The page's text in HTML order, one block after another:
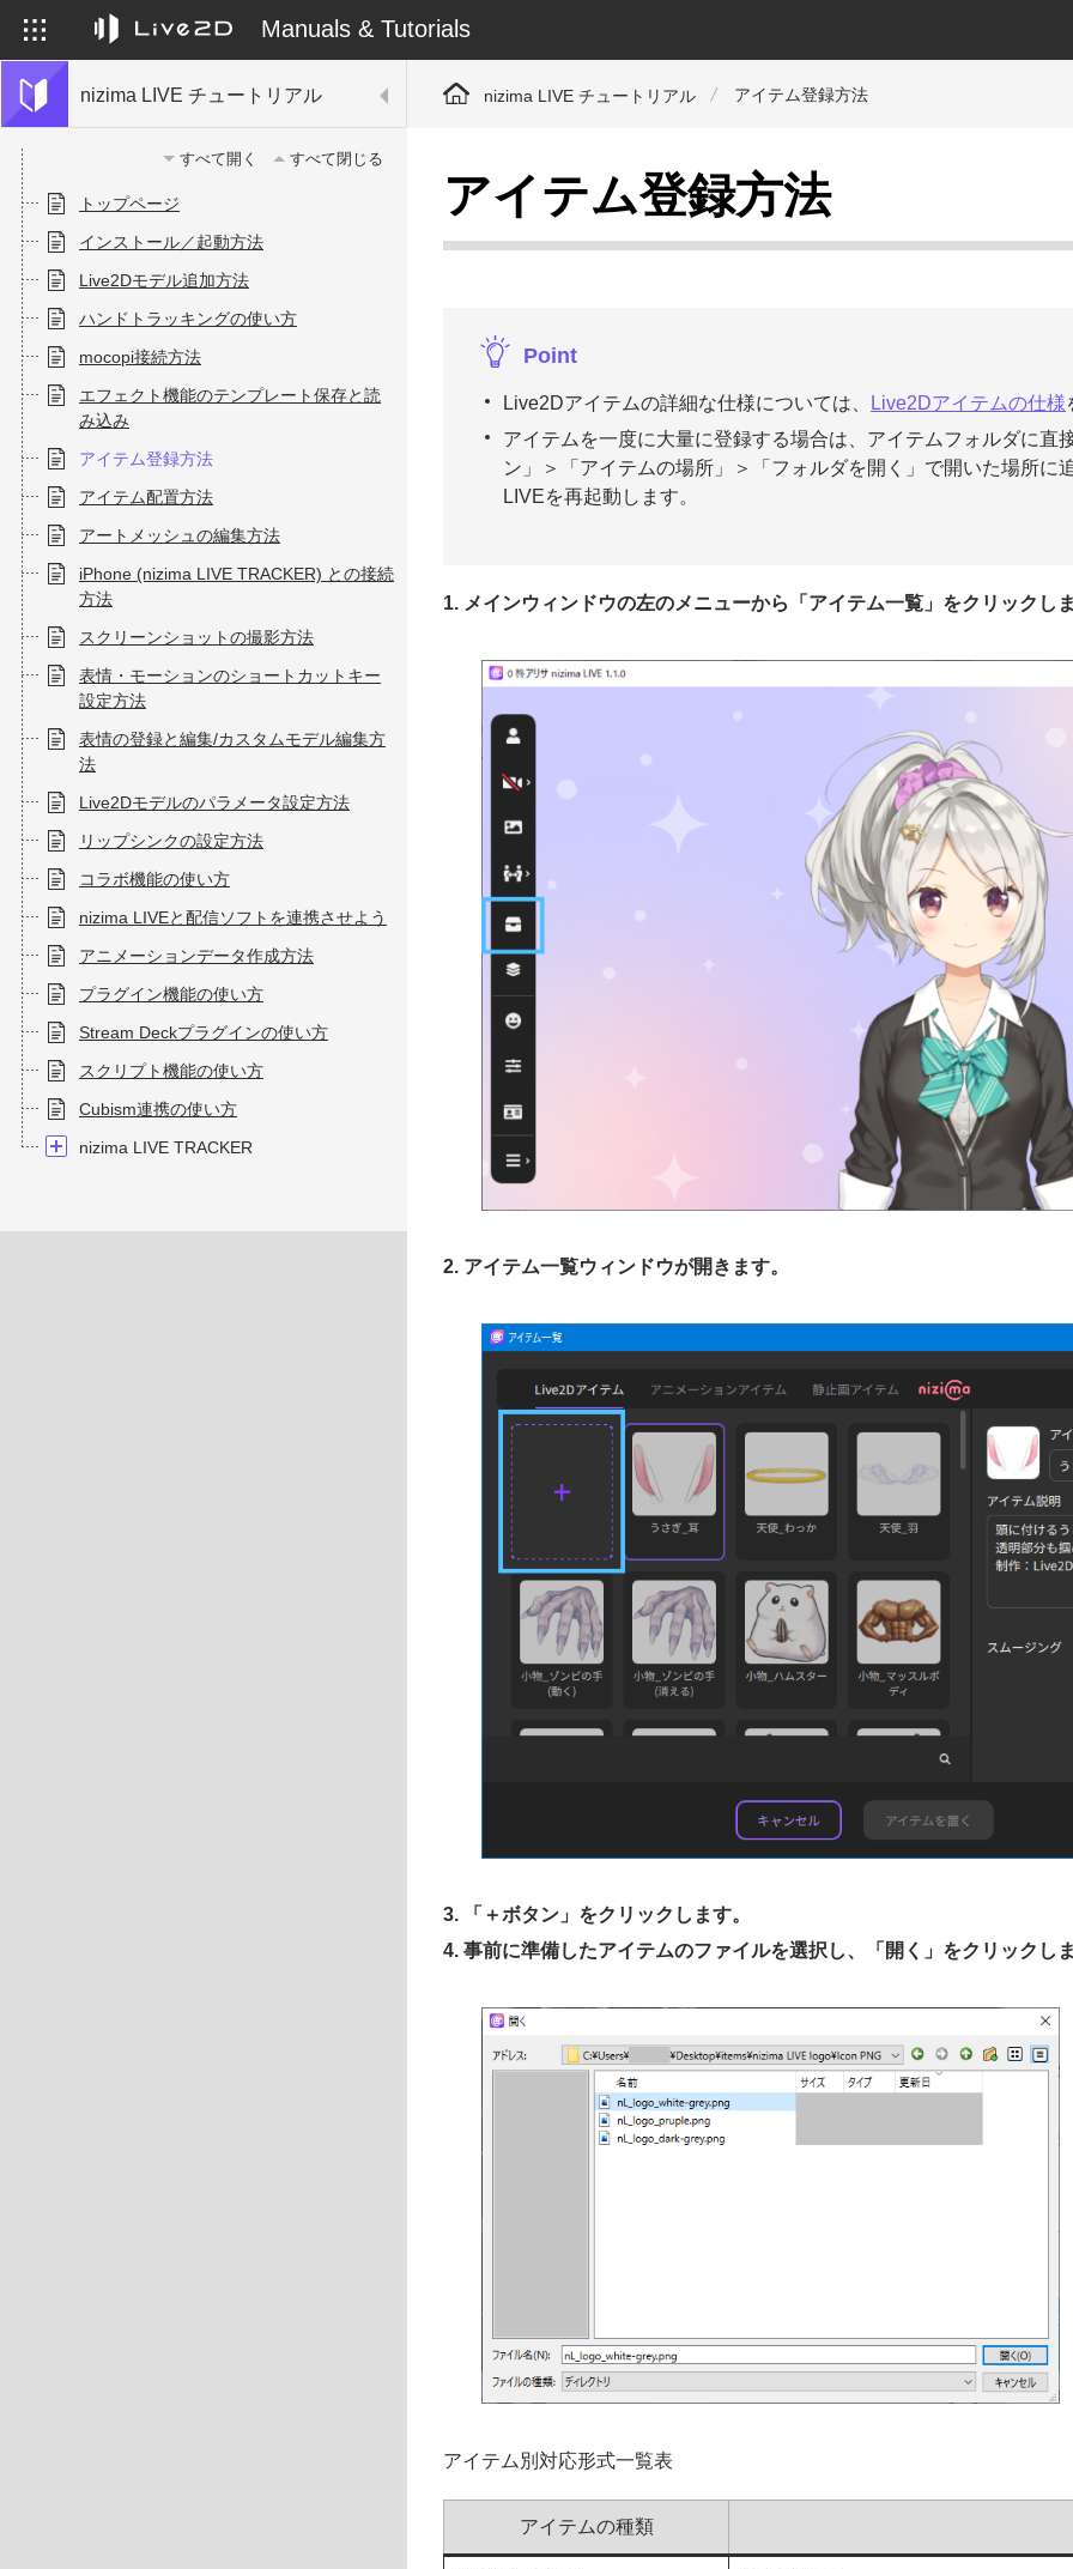
Manuals & Tutorials
nizima LIVE チュートリアル
すべて開く すべて閉じる
トップページ
インストール／起動方法
Live2Dモデル追加方法
ハンドトラッキングの使い方
mocopi接続方法
エフェクト機能のテンプレート保存と読
み込み
アイテム登録方法
アイテム配置方法
アートメッシュの編集方法
iPhone (nizima LIVE TRACKER) との接続
方法
スクリーンショットの撮影方法
表情・モーションのショートカットキー
設定方法
表情の登録と編集/カスタムモデル編集方
法
Live2Dモデルのパラメータ設定方法
リップシンクの設定方法
コラボ機能の使い方
nizima LIVEと配信ソフトを連携させよう
アニメーションデータ作成方法
プラグイン機能の使い方
Stream Deckプラグインの使い方
スクリプト機能の使い方
Cubism連携の使い方
nizima LIVE TRACKER
nizima LIVE チュートリアル アイテム登録方法
アイテム登録方法
Point
Live2Dアイテムの詳細な仕様については、 Live2Dアイテムの仕様
アイテムを一度に大量に登録する場合は、アイテムフォルダに
ン」＞「アイテムの場所」＞「フォルダを開く」で開いた場所
LIVEを再起動します。
1. メインウィンドウの左のメニューから「アイテム一覧」をクリックし
2. アイテム一覧ウィンドウが開きます。
3. 「＋ボタン」をクリックします。
4. 事前に準備したアイテムのファイルを選択し、「開く」をクリックし
アイテム別対応形式一覧表
アイテムの種類